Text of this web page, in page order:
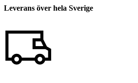
Leverans över hela Sverige